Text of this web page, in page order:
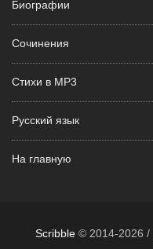
Биографии
Сочинения
Стихи в MP3
Русский язык
На главную
Scribble © 2014-2026 /